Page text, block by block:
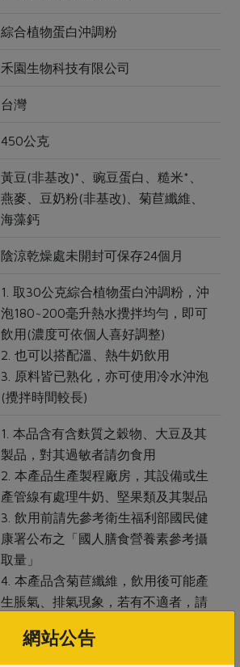
綜合植物蛋白沖調粉
禾園生物科技有限公司
台灣
450公克
黃豆(非基改)*、豌豆蛋白、糙米*、
燕麥、豆奶粉(非基改)、菊苣纖維、
海藻鈣
陰涼乾燥處未開封可保存24個月
1. 取30公克綜合植物蛋白沖調粉，沖
泡180~200毫升熱水攪拌均勻，即可
飲用(濃度可依個人喜好調整)
2. 也可以搭配溫、熱牛奶飲用
3. 原料皆已熟化，亦可使用冷水沖泡
(攪拌時間較長)
1. 本品含有含麩質之穀物、大豆及其
製品，對其過敏者請勿食用
2. 本產品生產製程廠房，其設備或生
產管線有處理牛奶、堅果類及其製品
3. 飲用前請先參考衛生福利部國民健
康署公布之「國人膳食營養素參考攝
取量」
4. 本產品含菊苣纖維，飲用後可能產
生脹氣、排氣現象，若有不適者，請
網站公告